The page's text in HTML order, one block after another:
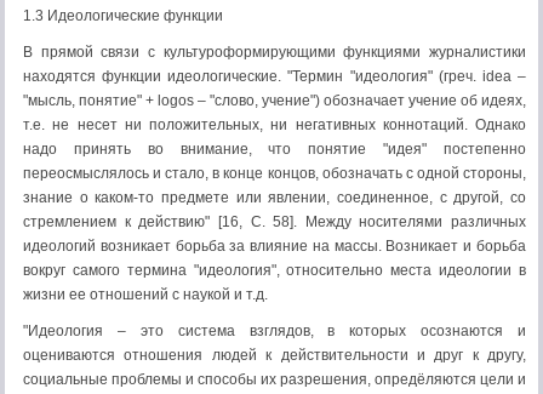
1.3 Идеологические функции
В прямой связи с культуроформирующими функциями журналистики
находятся функции идеологические. "Термин "идеология" (греч. idea –
"мысль, понятие" + logos – "слово, учение") обозначает учение об идеях,
т.е. не несет ни положительных, ни негативных коннотаций. Однако
надо принять во внимание, что понятие "идея" постепенно
переосмыслялось и стало, в конце концов, обозначать с одной стороны,
знание о каком-то предмете или явлении, соединенное, с другой, со
стремлением к действию" [16, С. 58]. Между носителями различных
идеологий возникает борьба за влияние на массы. Возникает и борьба
вокруг самого термина "идеология", относительно места идеологии в
жизни ее отношений с наукой и т.д.
"Идеология – это система взглядов, в которых осознаются и
оцениваются отношения людей к действительности и друг к другу,
социальные проблемы и способы их разрешения, опредёляются цели и